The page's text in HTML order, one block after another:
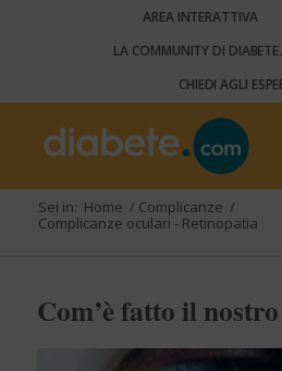
AREA INTERATTIVA
LA COMMUNITY DI
CHIEDI AGLI
Sei in: Home / Complicanze /
Complicanze oculari - Retinopatia
Com’è fatto il